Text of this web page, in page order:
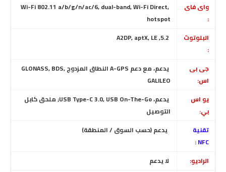
واى فاى
:
Wi-Fi 802.11 a/b/g/n/ac/6, dual-band, Wi-Fi Direct,
hotspot
البلوتوث
:
5.2, A2DP, aptX, LE
جى بى
اس:
يدعم، مع دعم A-GPS النطاق المزدوج
GLONASS, BDS,
GALILEO
يو اس
بي:
يدعم، USB Type-C 3.0, USB On-The-Go; ملحق كابل
التوصيل
تقنية
NFC :
يدعم (حسب السوق / المنطقة)
الراديو: لايدعم